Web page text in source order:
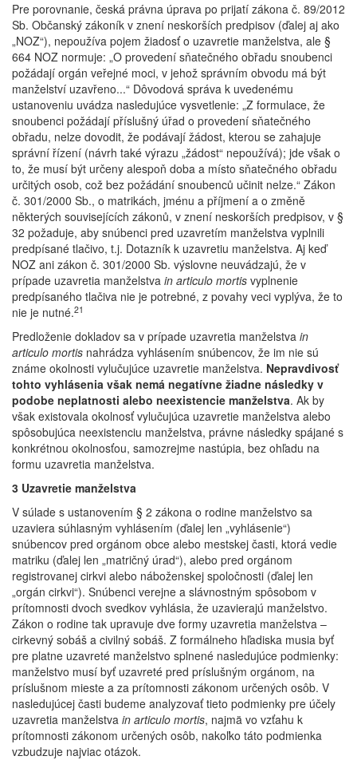
Pre porovnanie, česká právna úprava po prijatí zákona č. 89/2012
Sb. Občanský zákoník v znení neskorších predpisov (ďalej aj ako
„NOZ“), nepoužíva pojem žiadosť o uzavretie manželstva, ale §
664 NOZ normuje: „O provedení sňatečného obřadu snoubenci
požádají orgán veřejné moci, v jehož správním obvodu má být
manželství uzavřeno...“ Dôvodová správa k uvedenému
ustanoveniu uvádza nasledujúce vysvetlenie: „Z formulace, že
snoubenci požádají příslušný úřad o provedení sňatečného
obřadu, nelze dovodit, že podávají žádost, kterou se zahajuje
správní řízení (návrh také výrazu „žádost“ nepoužívá); jde však o
to, že musí být určeny alespoň doba a místo sňatečného obřadu
určitých osob, což bez požádání snoubenců učinit nelze.“ Zákon
č. 301/2000 Sb., o matrikách, jménu a příjmení a o změně
některých souvisejících zákonů, v znení neskorších predpisov, v §
32 požaduje, aby snúbenci pred uzavretím manželstva vyplnili
predpísané tlačivo, t.j. Dotazník k uzavretiu manželstva. Aj keď
NOZ ani zákon č. 301/2000 Sb. výslovne neuvádzajú, že v
prípade uzavretia manželstva in articulo mortis vyplnenie
predpísaného tlačiva nie je potrebné, z povahy veci vyplýva, že to
nie je nutné.21
Predloženie dokladov sa v prípade uzavretia manželstva in
articulo mortis nahrádza vyhlásením snúbencov, že im nie sú
známe okolnosti vylučujúce uzavretie manželstva. Nepravdivosť
tohto vyhlásenia však nemá negatívne žiadne následky v
podobe neplatnosti alebo neexistencie manželstva. Ak by
však existovala okolnosť vylučujúca uzavretie manželstva alebo
spôsobujúca neexistenciu manželstva, právne následky spájané s
konkrétnou okolnosťou, samozrejme nastúpia, bez ohľadu na
formu uzavretia manželstva.
3 Uzavretie manželstva
V súlade s ustanovením § 2 zákona o rodine manželstvo sa
uzaviera súhlasným vyhlásením (ďalej len „vyhlásenie“)
snúbencov pred orgánom obce alebo mestskej časti, ktorá vedie
matriku (ďalej len „matričný úrad“), alebo pred orgánom
registrovanej cirkvi alebo náboženskej spoločnosti (ďalej len
„orgán cirkvi“). Snúbenci verejne a slávnostným spôsobom v
prítomnosti dvoch svedkov vyhlásia, že uzavierajú manželstvo.
Zákon o rodine tak upravuje dve formy uzavretia manželstva –
cirkevný sobáš a civilný sobáš. Z formálneho hľadiska musia byť
pre platne uzavreté manželstvo splnené nasledujúce podmienky:
manželstvo musí byť uzavreté pred príslušným orgánom, na
príslušnom mieste a za prítomnosti zákonom určených osôb. V
nasledujúcej časti budeme analyzovať tieto podmienky pre účely
uzavretia manželstva in articulo mortis, najmä vo vzťahu k
prítomnosti zákonom určených osôb, nakoľko táto podmienka
vzbudzuje najviac otázok.